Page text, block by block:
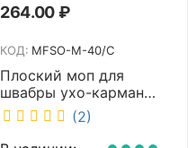
264.00₽
КОД: MFSO-M-40/C
Плоский моп для
швабры ухо-карман
белый 40 см NV MFSO-
M-40/C
(2)